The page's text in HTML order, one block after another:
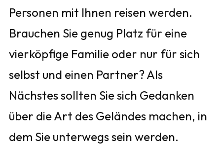
Personen mit Ihnen reisen werden.
Brauchen Sie genug Platz für eine
vierköpfige Familie oder nur für sich
selbst und einen Partner? Als
Nächstes sollten Sie sich Gedanken
über die Art des Geländes machen, in
dem Sie unterwegs sein werden.